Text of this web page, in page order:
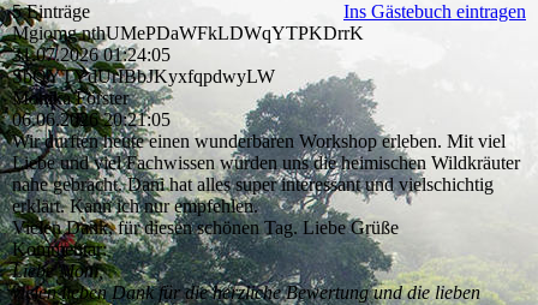
5 Einträge
Ins Gästebuch eintragen
Mgiomg nthUMePDaWFkLDWqYTPKDrrK
31.07.2026 01:24:05
SbQYTYdUrIBbJKyxfqpdwyL­W
Monika Förster
06.06.2026 20:21:05
Wir durften heute einen wunderbaren Workshop erleben. Mit viel
Liebe und viel Fachwissen wurden uns die heimischen Wildkräuter
nahe gebracht. Dani hat alles super interessant und vielschichtig
erklärt. Kann ich nur empfehlen.
Vielen Dank, für diesen schönen Tag. Liebe Grüße
Kommentar:
Liebe Moni,
vielen lieben Dank für die herzliche Bewertung und die lieben